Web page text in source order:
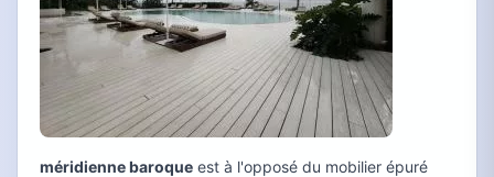
méridienne baroque est à l'opposé du mobilier épuré